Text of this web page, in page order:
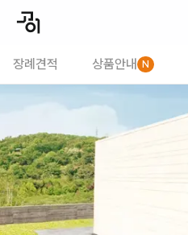
장례견적 상품안내 N